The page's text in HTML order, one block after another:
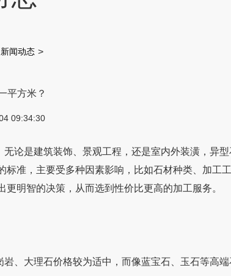
新闻动态 >
米？
04 09:34:30
是建筑装饰、景观工程，还是室内外装潢，
，主要受多种因素影响，比如石材种类、加工工
明智的决策，从而选到性价比更高的加工服务。
大理石价格较为适中，而像蓝宝石、玉石等高端